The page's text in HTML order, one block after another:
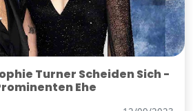
Turner Scheiden Sich -
Ehe